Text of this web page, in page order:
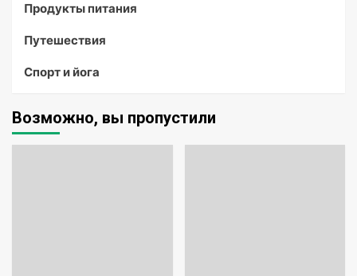
Продукты питания
Путешествия
Спорт и йога
Возможно, вы пропустили